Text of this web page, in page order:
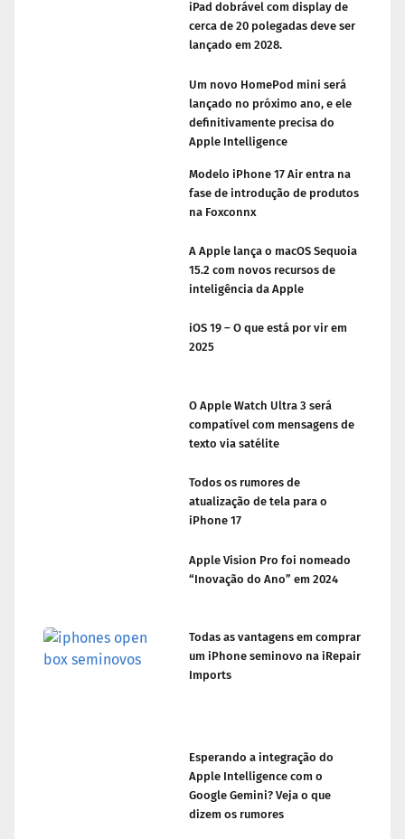
iPad dobrável com display de
cerca de 20 polegadas deve ser
lançado em 2028.
Um novo HomePod mini será
lançado no próximo ano, e ele
definitivamente precisa do
Apple Intelligence
Modelo iPhone 17 Air entra na
fase de introdução de produtos
na Foxconnx
A Apple lança o macOS Sequoia
15.2 com novos recursos de
inteligência da Apple
iOS 19 – O que está por vir em
2025
O Apple Watch Ultra 3 será
compatível com mensagens de
texto via satélite
Todos os rumores de
atualização de tela para o
iPhone 17
Apple Vision Pro foi nomeado
“Inovação do Ano” em 2024
Todas as vantagens em comprar
um iPhone seminovo na iRepair
Imports
Esperando a integração do
Apple Intelligence com o
Google Gemini? Veja o que
dizem os rumores